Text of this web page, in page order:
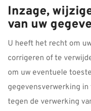
Inzage,
van uw
U heeft het recht om
corrigeren of te
om uw eventuele
gegevensverwerking
tegen de verwerking